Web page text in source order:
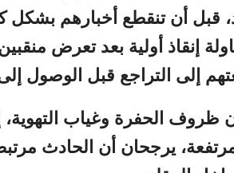
قبل أن تنقطع أخبارهم بشكل
إنقاذ أولية بعد تعرض
إلى التراجع قبل الوصول
ظروف الحفرة وغياب التهوية،
يرجحان أن الحادث